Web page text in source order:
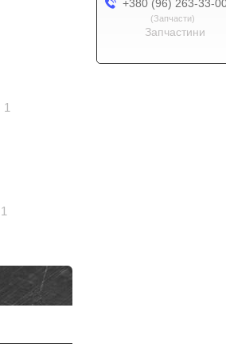
+380 (96) 263-33-
Запчасти
Запчастини
1
1